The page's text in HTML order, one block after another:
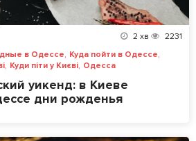
2 хв
2231
в Одессе, Куда пойти в Одессе,
, Куди піти у Києві, Одесса
уикенд: в Киеве
дни рожденья